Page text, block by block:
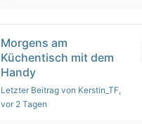
Morgens am
Küchentisch mit dem
Handy
Letzter Beitrag von Kerstin_TF,
vor 2 Tagen